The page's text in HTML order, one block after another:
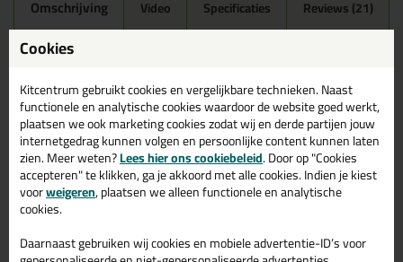
Omschrijving Video Specificaties Reviews (21)
Ottoseal S100 300ml in
Agaatgrijs C62
Zoek je kit in een specifieke kleur? Gevonden! Deze sanitairkit
Ottoseal S100 300ml in de kleur Agaatgrijs C62 is te gebruiken
voor verschillende toepassingen. Een duurzame en veelzijdige kit
welke makkelijk te verwerken is. Perfect als je een bijpassende
kleur zoekt met gegarandeerd een topresultaat. Bestel de
Ottoseal S100 300ml in kleur Agaatgrijs C62 vandaag nog! Op
voorraad en op werkdagen besteld = morgen in huis.
Wil je meer weten over de toepassing en kenmerken van dit
product?Lees alles over dit product >
Cookies
Kitcentrum gebruikt cookies en vergelijkbare technieken. Naast
functionele en analytische cookies waardoor de website goed werkt,
plaatsen we ook marketing cookies zodat wij en derde partijen jouw
internetgedrag kunnen volgen en persoonlijke content kunnen laten
zien. Meer weten?Lees hier ons cookiebeleid. Door op "Cookies
accepteren" te klikken, ga je akkoord met alle cookies. Indien je kiest
voorweigeren, plaatsen we alleen functionele en analytische
cookies.
Daarnaast gebruiken wij cookies en mobiele advertentie-ID’s voor